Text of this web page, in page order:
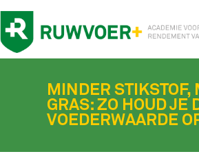
MINDER STIKSTOF,
GRAS: ZO HOUD JE
VOEDERWAARDE